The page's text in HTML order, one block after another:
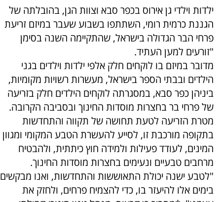
ילדות וילדי גן אירוס בכפר סבא וצוות הגן, בהובלתה של
הגננת כרמית רומי, השתתפו בשבוע שעבר במיזם זריעת
פרחי הבר הגדולה בישראל, שהתקיימה השנה בסימן
"זורעים למען העתיד.
מדובר במיזם בו לוקחים חלק אלפי ילדות וילדים בגני
הילדים ובבתי הספר בישראל, מעשרות רשויות מקומיות,
ביניהן כפר סבא, במסגרתה לוקחים הילדים חלק בזריעה
של פרחי בר בחצרות מוסדות החינוך ובסביבה הקרובה.
מטרת הזריעה לטעת תחושה של תקווה והתחדשות
בתקופה מורכבת זו, לסייע להעשרת הטבע המקומי ומגוון
המינים, לעודד פעילות ולמידה חוץ כיתתית, ולהבטיח
מרחבים טבעיים ונעימים בחצרות מוסדות החינוך.
"לטבע ישנה יכולת התאוששות והתחדשות, ואנו מבקשים
בימים אלו להיעזר בו, כדי להצמיח פרחים, ולחזק את